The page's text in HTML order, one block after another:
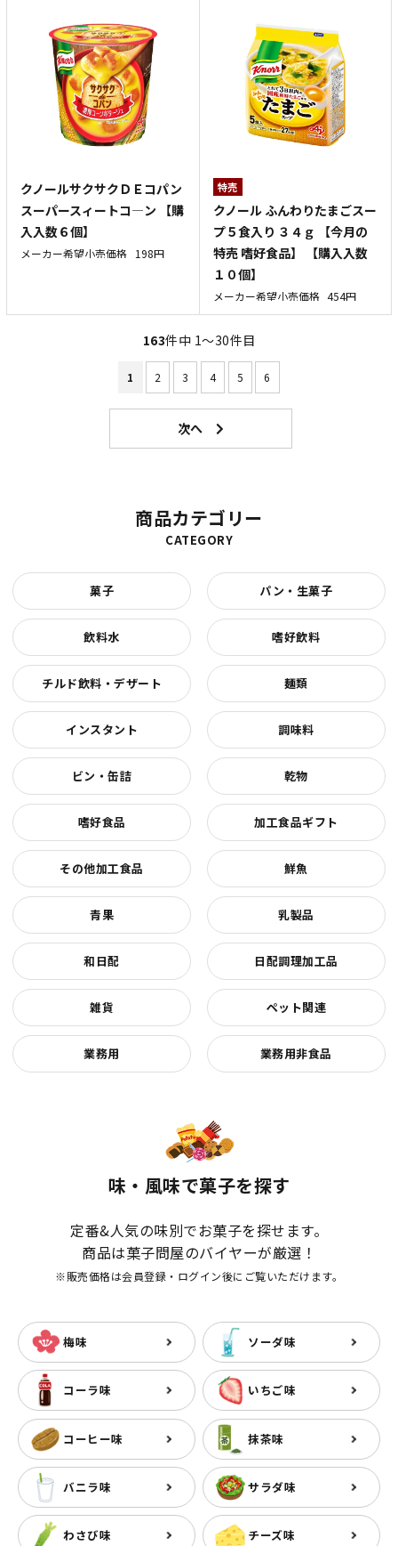
クノールサクサクＤＥコパン
スーパースィートコ―ン 【購
入入数６個】
メーカー希望小売価格 198円
特売
クノール ふんわりたまごスー
プ５食入り ３４ｇ 【今月の
特売 嗜好食品】 【購入入数
１０個】
メーカー希望小売価格 454円
163件中 1〜30件目
1 2 3 4 5 6
商品カテゴリー
CATEGORY
菓子 パン・生菓子
飲料水 嗜好飲料
チルド飲料・デザート 麺類
インスタント 調味料
ビン・缶詰 乾物
嗜好食品 加工食品ギフト
その他加工食品 鮮魚
青果 乳製品
和日配 日配調理加工品
雑貨 ペット関連
業務用 業務用非食品
味・風味で菓子を探す
定番&人気の味別でお菓子を探せます。
商品は菓子問屋のバイヤーが厳選！
※販売価格は会員登録・ログイン後にご覧いただけます。
梅味 ソーダ味
コーラ味 いちご味
コーヒー味 抹茶味
バニラ味 サラダ味
わさび味 チーズ味